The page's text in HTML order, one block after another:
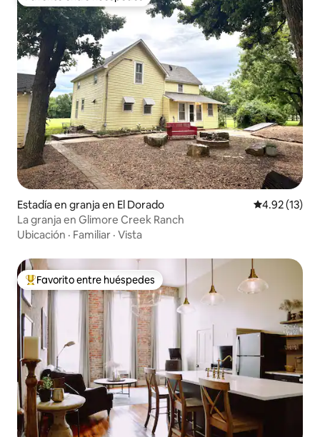
Favorito entre huéspedes
Estadía en granja en El Dorado Calificación
4.92 (13)
La granja en Glimore Creek Ranch
Ubicación · Familiar · Vista
Favorito entre huéspedes preferido
Favorito entre huéspedes